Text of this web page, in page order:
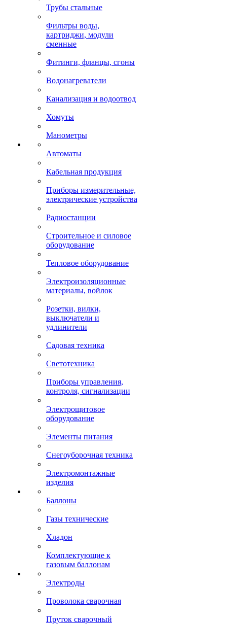
Трубы стальные
Фильтры воды,
картриджи, модули
сменные
Фитинги, фланцы, сгоны
Водонагреватели
Канализация и водоотвод
Хомуты
Манометры
Автоматы
Кабельная продукция
Приборы измерительные,
электрические устройства
Радиостанции
Строительное и силовое
оборудование
Тепловое оборудование
Электроизоляционные
материалы, войлок
Розетки, вилки,
выключатели и
удлинители
Садовая техника
Светотехника
Приборы управления,
контроля, сигнализации
Электрощитовое
оборудование
Элементы питания
Снегоуборочная техника
Электромонтажные
изделия
Баллоны
Газы технические
Хладон
Комплектующие к
газовым баллонам
Электроды
Проволока сварочная
Пруток сварочный